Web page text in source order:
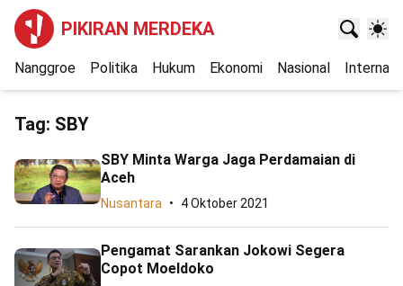
PIKIRAN MERDEKA
Nanggroe Politika Hukum Ekonomi Nasional
Tag: SBY
SBY Minta Warga Jaga Perdamaian di
Aceh
Nusantara 4 Oktober 2021
Pengamat Sarankan Jokowi Segera
Copot Moeldoko